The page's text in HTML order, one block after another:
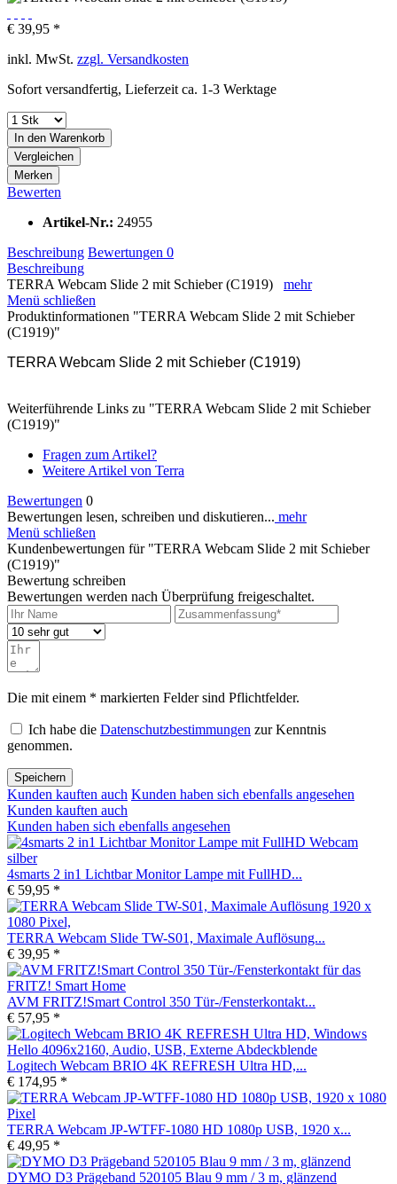
€ 39,95 *
inkl. MwSt. zzgl. Versandkosten
Sofort versandfertig, Lieferzeit ca. 1-3 Werktage
In den Warenkorb
Vergleichen
Merken
Bewerten
Artikel-Nr.: 24955
Beschreibung Bewertungen 0
Beschreibung
TERRA Webcam Slide 2 mit Schieber (C1919) mehr
Menü schließen
Produktinformationen "TERRA Webcam Slide 2 mit Schieber
(C1919)"
TERRA Webcam Slide 2 mit Schieber (C1919)
Weiterführende Links zu "TERRA Webcam Slide 2 mit Schieber
(C1919)"
Fragen zum Artikel?
Weitere Artikel von Terra
Bewertungen 0
Bewertungen lesen, schreiben und diskutieren... mehr
Menü schließen
Kundenbewertungen für "TERRA Webcam Slide 2 mit Schieber
(C1919)"
Bewertung schreiben
Bewertungen werden nach Überprüfung freigeschaltet.
Die mit einem * markierten Felder sind Pflichtfelder.
Ich habe die Datenschutzbestimmungen zur Kenntnis
genommen.
Speichern
Kunden kauften auch Kunden haben sich ebenfalls angesehen
Kunden kauften auch
Kunden haben sich ebenfalls angesehen
4smarts 2 in1 Lichtbar Monitor Lampe mit FullHD...
€ 59,95 *
TERRA Webcam Slide TW-S01, Maximale Auflösung...
€ 39,95 *
AVM FRITZ!Smart Control 350 Tür-/Fensterkontakt...
€ 57,95 *
Logitech Webcam BRIO 4K REFRESH Ultra HD,...
€ 174,95 *
TERRA Webcam JP-WTFF-1080 HD 1080p USB, 1920 x...
€ 49,95 *
DYMO D3 Prägeband 520105 Blau 9 mm / 3 m, glänzend